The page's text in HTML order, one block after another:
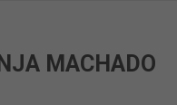
MACHADO